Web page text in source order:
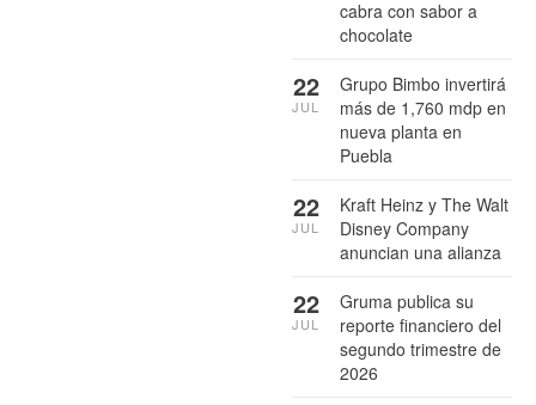
cabra con sabor a
chocolate
Grupo Bimbo invertirá
más de 1,760 mdp en
nueva planta en
Puebla
22
JUL
Kraft Heinz y The Walt
Disney Company
anuncian una alianza
22
JUL
Gruma publica su
reporte financiero del
segundo trimestre de
2026
22
JUL